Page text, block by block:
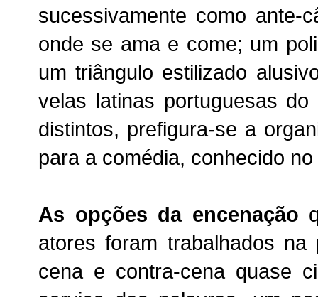
sucessivamente como ante-
onde se ama e come; um
um triângulo estilizado
velas latinas portuguesas
distintos, prefigura-se a
para a comédia, conhecido
As opções da encenação
atores foram trabalhados
cena e contra-cena quase